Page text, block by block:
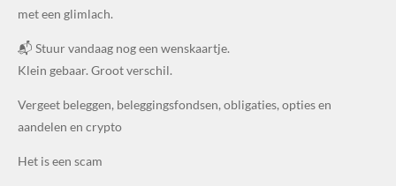
met een glimlach.
📬 Stuur vandaag nog een wenskaartje.
Klein gebaar. Groot verschil.
Vergeet beleggen, beleggingsfondsen, obligaties, opties en
aandelen en crypto
Het is een scam